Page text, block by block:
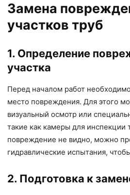
Замена
участков труб
1. Определение
участка
Перед началом работ
место повреждения. Для этого
визуальный осмотр или
такие как камеры для инспекции
повреждение не видно, можно
гидравлические испытания,
2. Подготовка к